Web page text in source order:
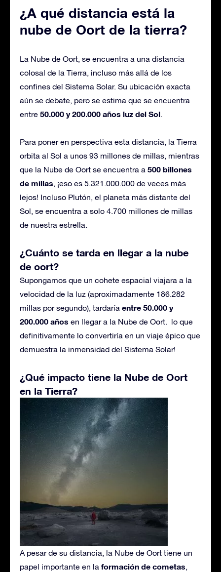
¿A qué distancia está la
nube de Oort de la tierra?
La Nube de Oort, se encuentra a una distancia
colosal de la Tierra, incluso más allá de los
confines del Sistema Solar. Su ubicación exacta
aún se debate, pero se estima que se encuentra
entre 50.000 y 200.000 años luz del Sol.
Para poner en perspectiva esta distancia, la Tierra
orbita al Sol a unos 93 millones de millas, mientras
que la Nube de Oort se encuentra a 500 billones
de millas, ¡eso es 5.321.000.000 de veces más
lejos! Incluso Plutón, el planeta más distante del
Sol, se encuentra a solo 4.700 millones de millas
de nuestra estrella.
¿Cuánto se tarda en llegar a la nube
de oort?
Supongamos que un cohete espacial viajara a la
velocidad de la luz (aproximadamente 186.282
millas por segundo), tardaría entre 50.000 y
200.000 años en llegar a la Nube de Oort. lo que
definitivamente lo convertiría en un viaje épico que
demuestra la inmensidad del Sistema Solar!
¿Qué impacto tiene la Nube de Oort
en la Tierra?
A pesar de su distancia, la Nube de Oort tiene un
papel importante en la formación de cometas,